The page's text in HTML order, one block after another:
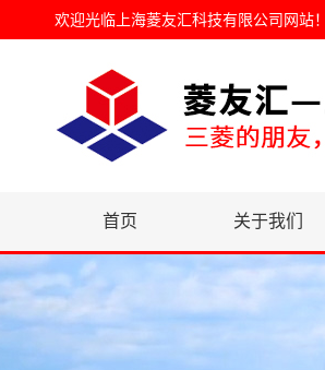
欢迎光临 上海菱友汇科技有限公司网站！
首页 关于我们